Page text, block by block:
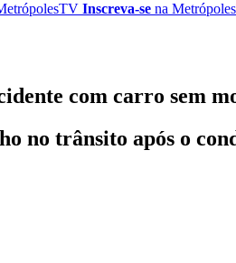
Inscreva-se na
com carro sem
no trânsito após o